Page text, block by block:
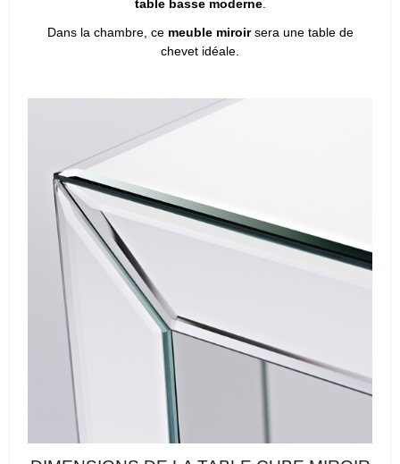
table basse moderne.
Dans la chambre, ce meuble miroirsera une table de
chevet idéale.